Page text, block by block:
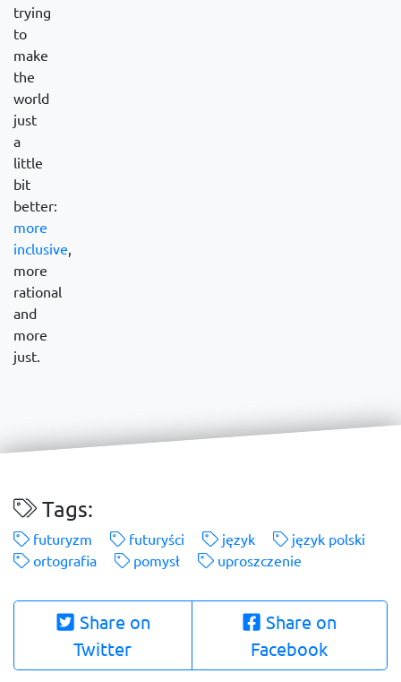
trying
to
make
the
world
just
a
little
bit
better:
more
inclusive,
more
rational
and
more
just.
Tags:
futuryzm futuryści język
język polski
ortografia
pomysł uproszczenie
Share on
Twitter
Share on
Facebook